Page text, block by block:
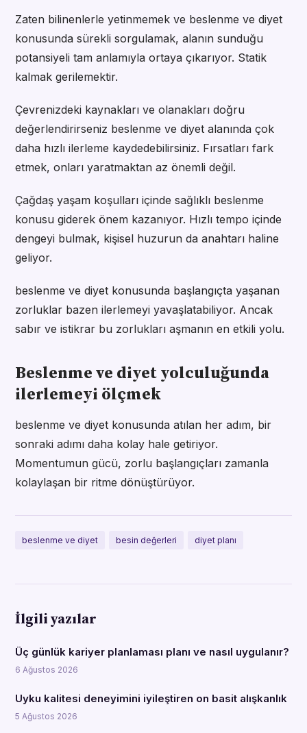
Zaten bilinenlerle yetinmemek ve beslenme ve diyet
konusunda sürekli sorgulamak, alanın sunduğu
potansiyeli tam anlamıyla ortaya çıkarıyor. Statik
kalmak gerilemektir.
Çevrenizdeki kaynakları ve olanakları doğru
değerlendirirseniz beslenme ve diyet alanında çok
daha hızlı ilerleme kaydedebilirsiniz. Fırsatları fark
etmek, onları yaratmaktan az önemli değil.
Çağdaş yaşam koşulları içinde sağlıklı beslenme
konusu giderek önem kazanıyor. Hızlı tempo içinde
dengeyi bulmak, kişisel huzurun da anahtarı haline
geliyor.
beslenme ve diyet konusunda başlangıçta yaşanan
zorluklar bazen ilerlemeyi yavaşlatabiliyor. Ancak
sabır ve istikrar bu zorlukları aşmanın en etkili yolu.
Beslenme ve diyet yolculuğunda
ilerlemeyi ölçmek
beslenme ve diyet konusunda atılan her adım, bir
sonraki adımı daha kolay hale getiriyor.
Momentumun gücü, zorlu başlangıçları zamanla
kolaylaşan bir ritme dönüştürüyor.
beslenme ve diyet besin değerleri diyet planı
İlgili yazılar
Üç günlük kariyer planlaması planı ve nasıl uygulanır?
6 Ağustos 2026
Uyku kalitesi deneyimini iyileştiren on basit alışkanlık
5 Ağustos 2026